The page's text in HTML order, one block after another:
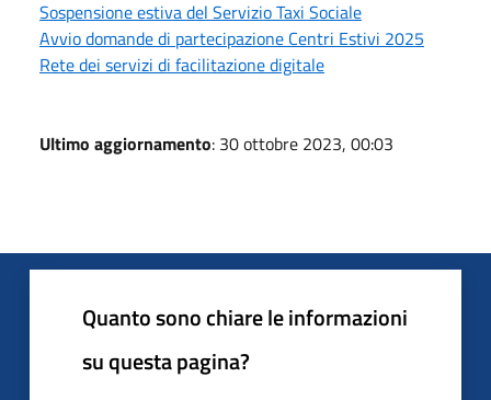
Sospensione estiva del Servizio Taxi Sociale
Avvio domande di partecipazione Centri Estivi 2025
Rete dei servizi di facilitazione digitale
Ultimo aggiornamento: 30 ottobre 2023, 00:03
Quanto sono chiare le informazioni
su questa pagina?